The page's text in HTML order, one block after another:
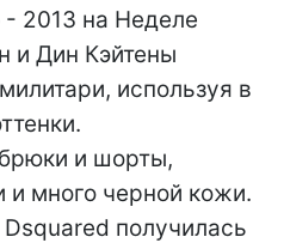
2013 на Неделе
и Дин Кэйтены
используя в
и шорты,
и много черной кожи.
получилась